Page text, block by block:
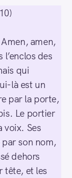
amen,
des
qui
là est un
par la porte,
Le portier
voix. Ses
son nom,
dehors
tête, et les